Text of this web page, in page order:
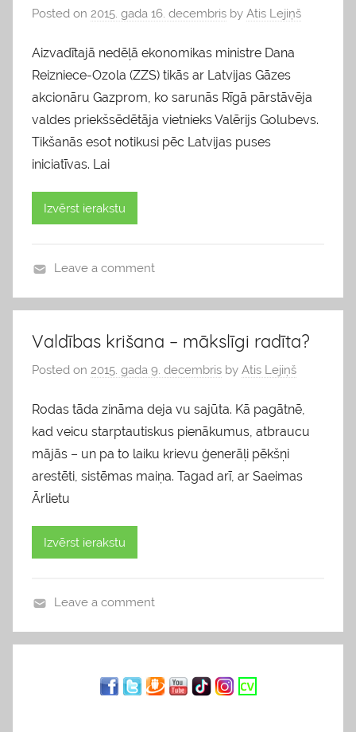
Posted on 2015. gada 16. decembris by Atis Lejiņš
Aizvadītajā nedēļā ekonomikas ministre Dana
Reizniece-Ozola (ZZS) tikās ar Latvijas Gāzes
akcionāru Gazprom, ko sarunās Rīgā pārstāvēja
valdes priekšsēdētāja vietnieks Valērijs Golubevs.
Tikšanās esot notikusi pēc Latvijas puses
iniciatīvas. Lai
Izvērst ierakstu
l
g
s
Leave a comment
Valdības krišana – mākslīgi radīta?
Posted on 2015. gada 9. decembris by Atis Lejiņš
Rodas tāda zināma deja vu sajūta. Kā pagātnē,
kad veicu starptautiskus pienākumus, atbraucu
mājās – un pa to laiku krievu ģenerāļi pēkšņi
arestēti, sistēmas maiņa. Tagad arī, ar Saeimas
Ārlietu
Izvērst ierakstu
l
Leave a comment